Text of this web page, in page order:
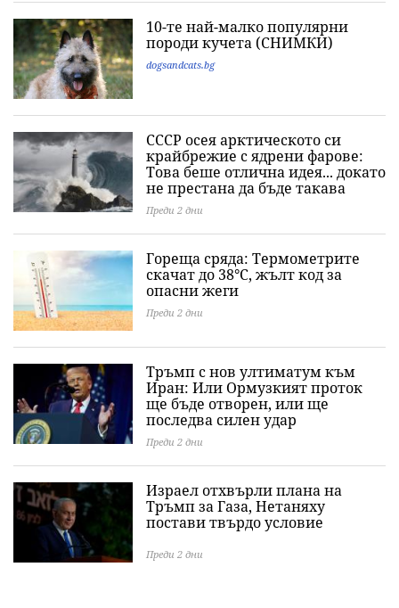
10-те най-малко популярни
породи кучета (СНИМКИ)
dogsandcats.bg
СССР осея арктическото си
крайбрежие с ядрени фарове:
Това беше отлична идея... докато
не престана да бъде такава
Преди 2 дни
Гореща сряда: Термометрите
скачат до 38°C, жълт код за
опасни жеги
Преди 2 дни
Тръмп с нов ултиматум към
Иран: Или Ормузкият проток
ще бъде отворен, или ще
последва силен удар
Преди 2 дни
Израел отхвърли плана на
Тръмп за Газа, Нетаняху
постави твърдо условие
Преди 2 дни